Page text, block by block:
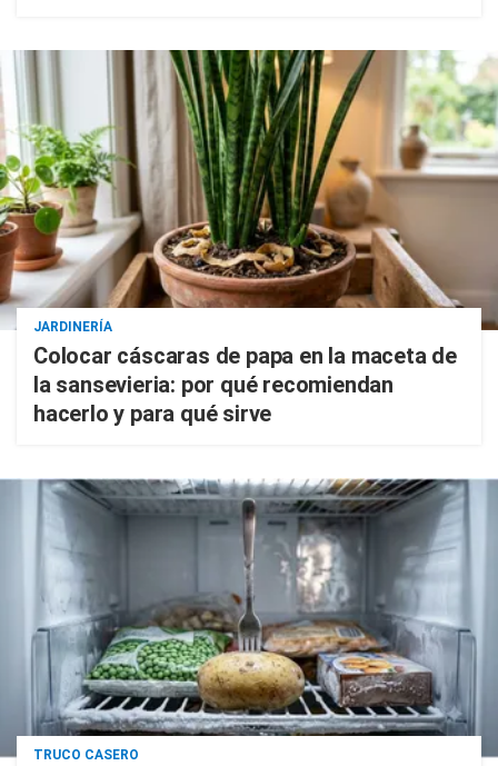
JARDINERÍA
Colocar cáscaras de papa en la maceta de
la sansevieria: por qué recomiendan
hacerlo y para qué sirve
TRUCO CASERO